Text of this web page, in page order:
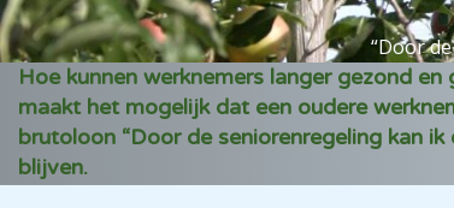
“Door
Hoe kunnen werknemers langer gezond
maakt het mogelijk dat een oudere
brutoloon “Door de seniorenregeling kan
blijven.